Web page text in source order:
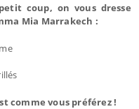
coup, on vous dresse
Mia Marrakech :
comme vous préférez !